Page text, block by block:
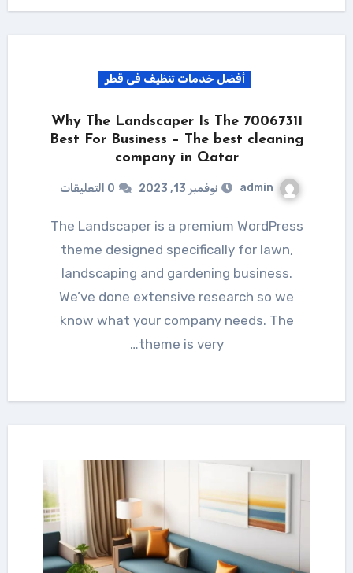
أفضل خدمات تنظيف فى قطر
70067311 Why The Landscaper Is The
Best For Business – The best cleaning
company in Qatar
admin نوفمبر 13, 2023 0 التعليقات
The Landscaper is a premium WordPress
theme designed specifically for lawn,
landscaping and gardening business.
We’ve done extensive research so we
know what your company needs. The
theme is very…